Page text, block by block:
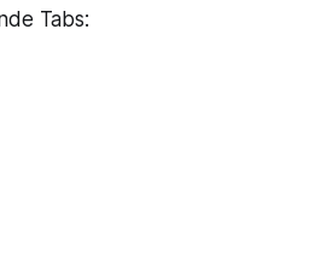
Tabs: